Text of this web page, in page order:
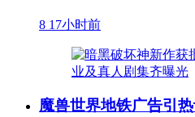
8 17小时前
魔兽世界地铁广告引